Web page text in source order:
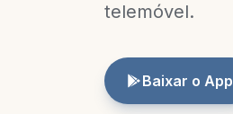
telemóvel.
Baixar o App